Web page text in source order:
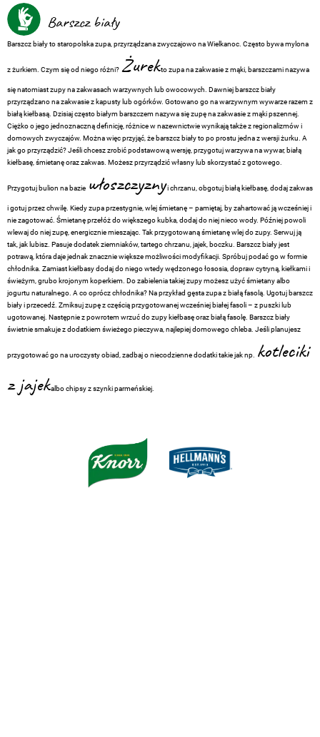
Barszcz biały
Barszcz biały to staropolska zupa, przyrządzana zwyczajowo na Wielkanoc. Często bywa mylona
z żurkiem. Czym się od niego różni? Żurekto zupa na zakwasie z mąki, barszczami nazywa
się natomiast zupy na zakwasach warzywnych lub owocowych. Dawniej barszcz biały
przyrządzano na zakwasie z kapusty lub ogórków. Gotowano go na warzywnym wywarze razem z
białą kiełbasą. Dzisiaj często białym barszczem nazywa się zupę na zakwasie z mąki pszennej.
Ciężko o jego jednoznaczną definicję, różnice w nazewnictwie wynikają także z regionalizmów i
domowych zwyczajów. Można więc przyjąć, że barszcz biały to po prostu jedna z wersji żurku. A
jak go przyrządzić? Jeśli chcesz zrobić podstawową wersję, przygotuj warzywa na wywar, białą
kiełbasę, śmietanę oraz zakwas. Możesz przyrządzić własny lub skorzystać z gotowego.
Przygotuj bulion na bazie włoszczyznyi chrzanu, obgotuj białą kiełbasę, dodaj zakwas
i gotuj przez chwilę. Kiedy zupa przestygnie, wlej śmietanę – pamiętaj, by zahartować ją wcześniej i
nie zagotować. Śmietanę przełóż do większego kubka, dodaj do niej nieco wody. Później powoli
wlewaj do niej zupę, energicznie mieszając. Tak przygotowaną śmietanę wlej do zupy. Serwuj ją
tak, jak lubisz. Pasuje dodatek ziemniaków, tartego chrzanu, jajek, boczku. Barszcz biały jest
potrawą, która daje jednak znacznie większe możliwości modyfikacji. Spróbuj podać go w formie
chłodnika. Zamiast kiełbasy dodaj do niego wtedy wędzonego łososia, dopraw cytryną, kiełkami i
świeżym, grubo krojonym koperkiem. Do zabielenia takiej zupy możesz użyć śmietany albo
jogurtu naturalnego. A co oprócz chłodnika? Na przykład gęsta zupa z białą fasolą. Ugotuj barszcz
biały i przecedź. Zmiksuj zupę z częścią przygotowanej wcześniej białej fasoli – z puszki lub
ugotowanej. Następnie z powrotem wrzuć do zupy kiełbasę oraz białą fasolę. Barszcz biały
świetnie smakuje z dodatkiem świeżego pieczywa, najlepiej domowego chleba. Jeśli planujesz
przygotować go na uroczysty obiad, zadbaj o niecodzienne dodatki takie jak np.
kotleciki
z jajekalbo chipsy z szynki parmeńskiej.